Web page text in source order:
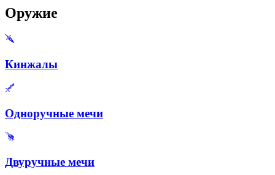
Оружие
Кинжалы
Одноручные мечи
Двуручные мечи